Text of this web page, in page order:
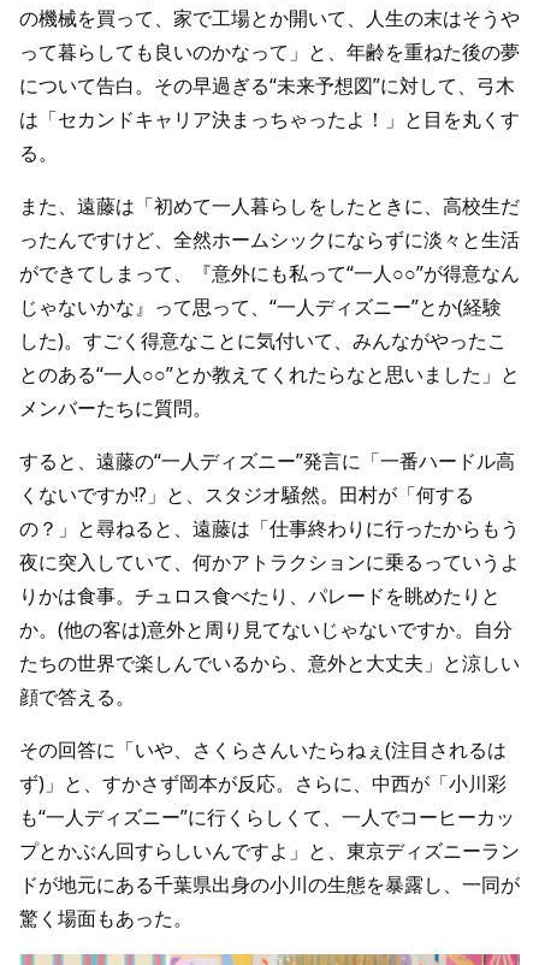
の機械を買って、家で工場とか開いて、人生の末はそうや
って暮らしても良いのかなって」と、年齢を重ねた後の夢
について告白。その早過ぎる“未来予想図”に対して、弓木
は「セカンドキャリア決まっちゃったよ！」と目を丸くす
る。
また、遠藤は「初めて一人暮らしをしたときに、高校生だ
ったんですけど、全然ホームシックにならずに淡々と生活
ができてしまって、『意外にも私って“一人○○”が得意なん
じゃないかな』って思って、“一人ディズニー”とか(経験
した)。すごく得意なことに気付いて、みんながやったこ
とのある“一人○○”とか教えてくれたらなと思いました」と
メンバーたちに質問。
すると、遠藤の“一人ディズニー”発言に「一番ハードル高
くないですか!?」と、スタジオ騒然。田村が「何する
の？」と尋ねると、遠藤は「仕事終わりに行ったからもう
夜に突入していて、何かアトラクションに乗るっていうよ
りかは食事。チュロス食べたり、パレードを眺めたりと
か。(他の客は)意外と周り見てないじゃないですか。自分
たちの世界で楽しんでいるから、意外と大丈夫」と涼しい
顔で答える。
その回答に「いや、さくらさんいたらねぇ(注目されるは
ず)」と、すかさず岡本が反応。さらに、中西が「小川彩
も“一人ディズニー”に行くらしくて、一人でコーヒーカッ
プとかぶん回すらしいんですよ」と、東京ディズニーラン
ドが地元にある千葉県出身の小川の生態を暴露し、一同が
驚く場面もあった。